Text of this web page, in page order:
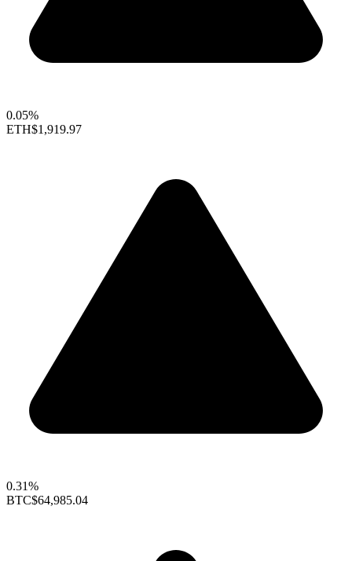
0.05%
ETH$1,919.97
0.31%
BTC$64,985.04